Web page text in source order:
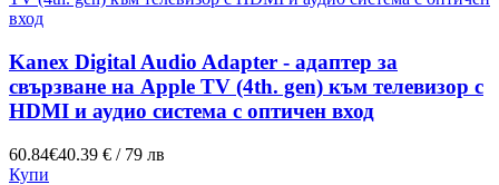
Kanex Digital Audio Adapter - адаптер за
свързване на Apple TV (4th. gen) към телевизор с
HDMI и аудио система с оптичен вход
60.84€40.39 € / 79 лв
Купи